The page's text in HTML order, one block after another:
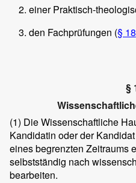
einer Praktisch-
den Fachprüfungen (§ 18
§
(1) Die Wissenschaftliche
Kandidatin oder der
eines begrenzten Zeitraums
selbstständig nach
bearbeiten.